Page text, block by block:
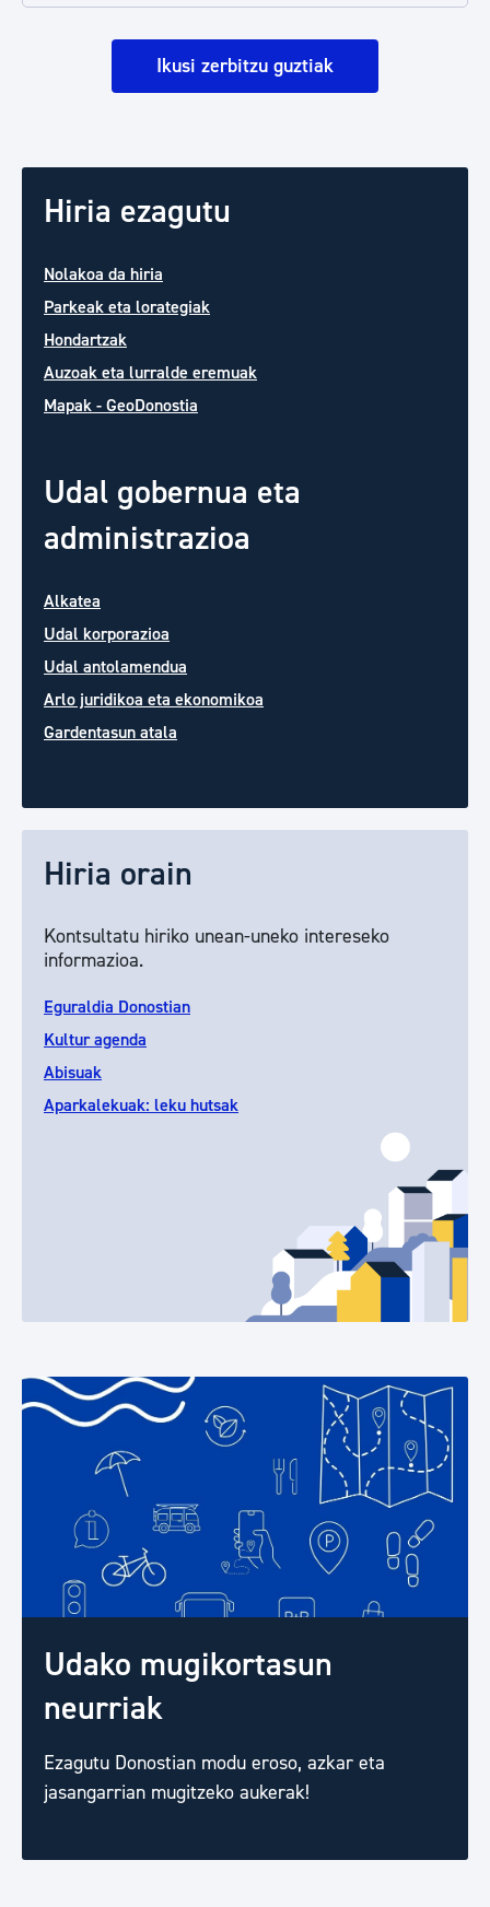
Ikusi zerbitzu guztiak
Hiria ezagutu
Nolakoa da hiria
Parkeak eta lorategiak
Hondartzak
Auzoak eta lurralde eremuak
Mapak - GeoDonostia
Udal gobernua eta
administrazioa
Alkatea
Udal korporazioa
Udal antolamendua
Arlo juridikoa eta ekonomikoa
Gardentasun atala
Hiria orain
Kontsultatu hiriko unean-uneko intereseko
informazioa.
Eguraldia Donostian
Kultur agenda
Abisuak
Aparkalekuak: leku hutsak
Udako mugikortasun
neurriak
Ezagutu Donostian modu eroso, azkar eta
jasangarrian mugitzeko aukerak!